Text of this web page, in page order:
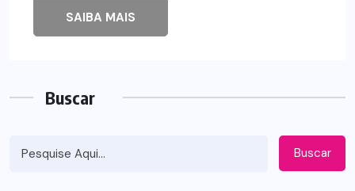
SAIBA MAIS
Buscar
Buscar